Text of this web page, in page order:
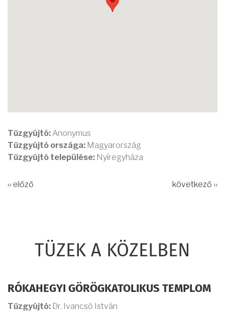
Tűzgyújtó: Anonymus
Tűzgyújtó országa: Magyarország
Tűzgyújtó települése: Nyíregyháza
‹‹ előző következő ››
TÜZEK A KÖZELBEN
RÓKAHEGYI GÖRÖGKATOLIKUS TEMPLOM
Tűzgyújtó: Dr. Ivancsó István